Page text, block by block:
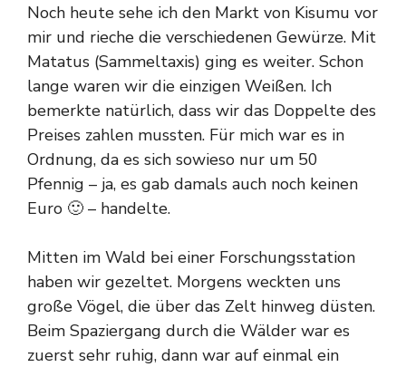
Noch heute sehe ich den Markt von Kisumu vor
mir und rieche die verschiedenen Gewürze. Mit
Matatus (Sammeltaxis) ging es weiter. Schon
lange waren wir die einzigen Weißen. Ich
bemerkte natürlich, dass wir das Doppelte des
Preises zahlen mussten. Für mich war es in
Ordnung, da es sich sowieso nur um 50
Pfennig – ja, es gab damals auch noch keinen
Euro 🙂 – handelte.
Mitten im Wald bei einer Forschungsstation
haben wir gezeltet. Morgens weckten uns
große Vögel, die über das Zelt hinweg düsten.
Beim Spaziergang durch die Wälder war es
zuerst sehr ruhig, dann war auf einmal ein